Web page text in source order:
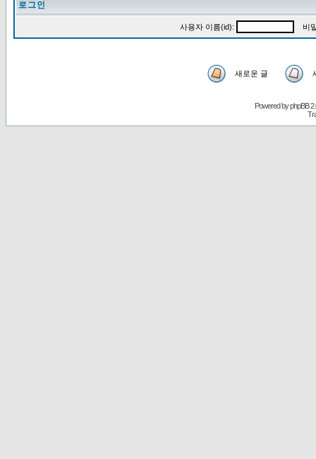
로그인
사용자 이름(id): 비
새로운 글
Powered byphpBB